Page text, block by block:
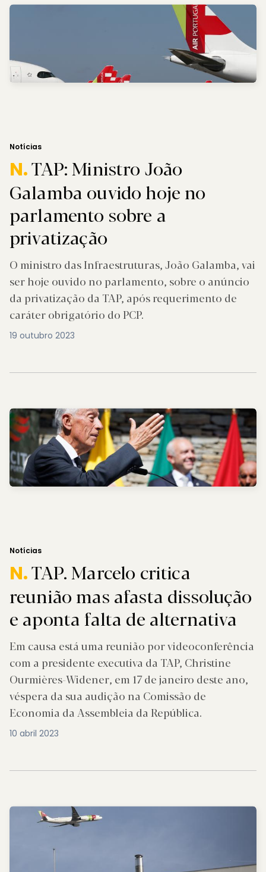
Notícias
N.TAP: Ministro João
Galamba ouvido hoje no
parlamento sobre a
privatização
O ministro das Infraestruturas, João Galamba, vai
ser hoje ouvido no parlamento, sobre o anúncio
da privatização da TAP, após requerimento de
caráter obrigatório do PCP.
19 outubro 2023
Notícias
N.TAP. Marcelo critica
reunião mas afasta dissolução
e aponta falta de alternativa
Em causa está uma reunião por videoconferência
com a presidente executiva da TAP, Christine
Ourmières-Widener, em 17 de janeiro deste ano,
véspera da sua audição na Comissão de
Economia da Assembleia da República.
10 abril 2023